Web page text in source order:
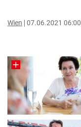
Wien 07.06.2021 06:00